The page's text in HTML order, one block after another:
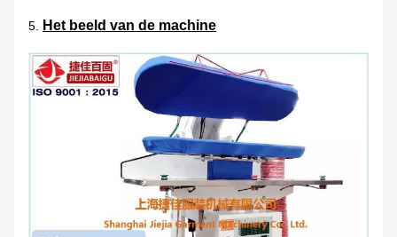
5. Het beeld van de machine